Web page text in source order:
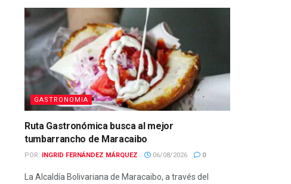
GASTRONOMIA
Ruta Gastronómica busca al mejor
tumbarrancho de Maracaibo
POR: INGRID FERNÁNDEZ MÁRQUEZ 06/08/2026 0
La Alcaldía Bolivariana de Maracaibo, a través del